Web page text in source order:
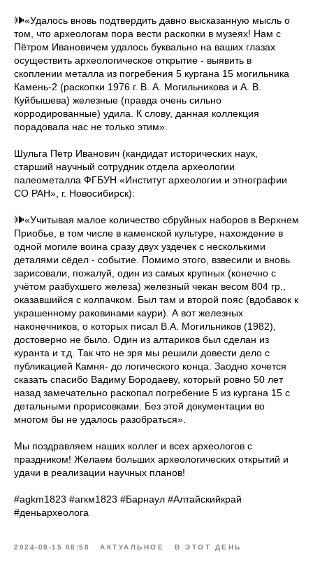
🕪«Удалось вновь подтвердить давно высказанную мысль о
том, что археологам пора вести раскопки в музеях! Нам с
Пётром Ивановичем удалось буквально на ваших глазах
осуществить археологическое открытие - выявить в
скоплении металла из погребения 5 кургана 15 могильника
Камень-2 (раскопки 1976 г. В. А. Могильникова и А. В.
Куйбышева) железные (правда очень сильно
корродированные) удила. К слову, данная коллекция
порадовала нас не только этим».
Шульга Петр Иванович (кандидат исторических наук,
старший научный сотрудник отдела археологии
палеометалла ФГБУН «Институт археологии и этнографии
СО РАН», г. Новосибирск):
🕪«Учитывая малое количество сбруйных наборов в Верхнем
Приобье, в том числе в каменской культуре, нахождение в
одной могиле воина сразу двух уздечек с несколькими
деталями сёдел - событие. Помимо этого, взвесили и вновь
зарисовали, пожалуй, один из самых крупных (конечно с
учётом разбухшего железа) железный чекан весом 804 гр.,
оказавшийся с колпачком. Был там и второй пояс (вдобавок к
украшенному раковинами каури). А вот железных
наконечников, о которых писал В.А. Могильников (1982),
достоверно не было. Один из алтариков был сделан из
куранта и т.д. Так что не зря мы решили довести дело с
публикацией Камня- до логического конца. Заодно хочется
сказать спасибо Вадиму Бородаеву, который ровно 50 лет
назад замечательно раскопал погребение 5 из кургана 15 с
детальными прорисовками. Без этой документации во
многом бы не удалось разобраться».
Мы поздравляем наших коллег и всех археологов с
праздником! Желаем больших археологических открытий и
удачи в реализации научных планов!
#agkm1823 #агкм1823 #Барнаул #Алтайскийкрай
#деньархеолога
2024-08-15 08:58 АКТУАЛЬНОЕ В ЭТОТ ДЕНЬ